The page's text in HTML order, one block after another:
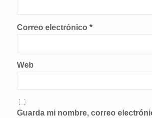
Correo electrónico *
Web
Guarda mi nombre, correo